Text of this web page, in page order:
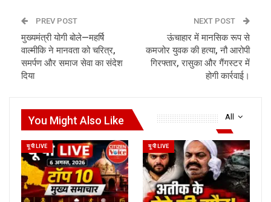
PREV POST
मुख्यमंत्री योगी बोले—महर्षि
वाल्मीकि ने मानवता को चरित्र,
समर्पण और समाज सेवा का संदेश
दिया
NEXT POST
ऊंचाहार में मानसिक रूप से
कमजोर युवक की हत्या, नौ आरोपी
गिरफ्तार, रासुका और गैंगस्टर में
होगी कार्रवाई।
All
You Might Also Like
यू पी LIVE यू पी LIVE